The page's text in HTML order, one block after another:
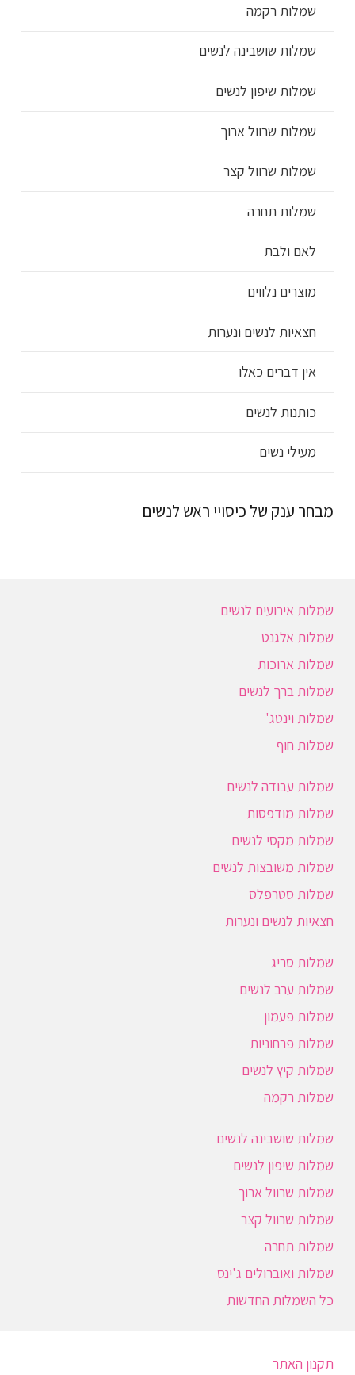
שמלות רקמה
שמלות שושבינה לנשים
שמלות שיפון לנשים
שמלות שרוול ארוך
שמלות שרוול קצר
שמלות תחרה
לאם ולבת
מוצרים נלווים
חצאיות לנשים ונערות
אין דברים כאלו
כותנות לנשים
מעילי נשים
מבחר ענק של כיסויי ראש לנשים
שמלות אירועים לנשים
שמלות אלגנט
שמלות ארוכות
שמלות ברך לנשים
שמלות וינטג'
שמלות חוף
שמלות עבודה לנשים
שמלות מודפסות
שמלות מקסי לנשים
שמלות משובצות לנשים
שמלות סטרפלס
חצאיות לנשים ונערות
שמלות סריג
שמלות ערב לנשים
שמלות פעמון
שמלות פרחוניות
שמלות קיץ לנשים
שמלות רקמה
שמלות שושבינה לנשים
שמלות שיפון לנשים
שמלות שרוול ארוך
שמלות שרוול קצר
שמלות תחרה
שמלות ואוברולים ג'ינס
כל השמלות החדשות
תקנון האתר